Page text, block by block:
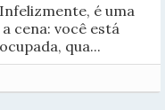
é uma
cena: você está
qua...